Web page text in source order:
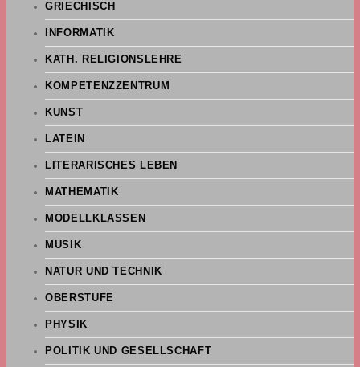
GRIECHISCH
INFORMATIK
KATH. RELIGIONSLEHRE
KOMPETENZZENTRUM
KUNST
LATEIN
LITERARISCHES LEBEN
MATHEMATIK
MODELLKLASSEN
MUSIK
NATUR UND TECHNIK
OBERSTUFE
PHYSIK
POLITIK UND GESELLSCHAFT